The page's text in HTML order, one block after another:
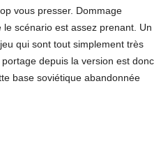
vous presser. Dommage
le scénario est assez prenant. Un
qui sont tout simplement très
depuis la version est donc
base soviétique abandonnée